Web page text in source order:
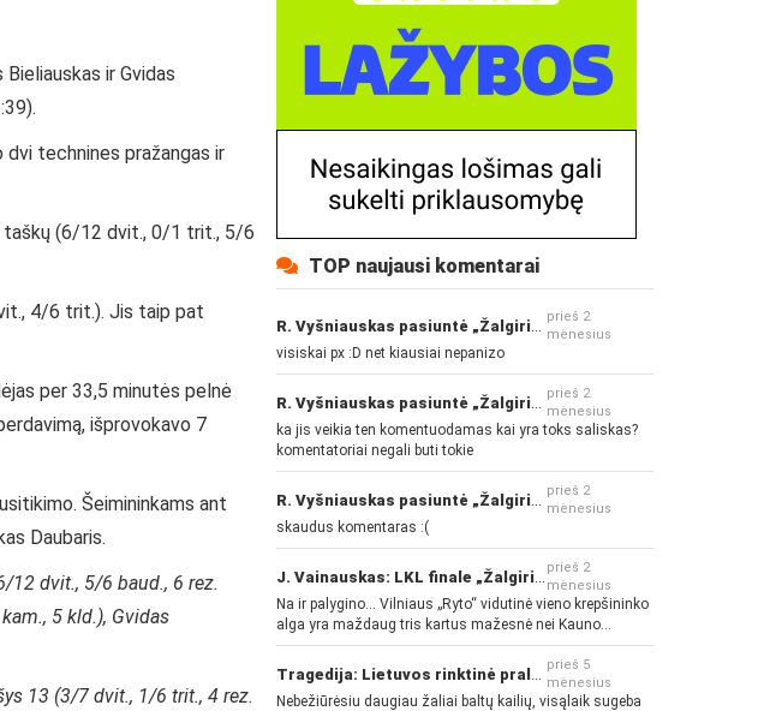
ir Gvidas
technines pražangas ir
taškų (6/12 dvit., 0/1 trit., 5/6
4/6 trit.). Jis taip pat
per 33,5 minutės pelnė
išprovokavo 7
Šeimininkams ant
Daubaris.
12 dvit., 5/6 baud., 6 rez.
5 kld.), Gvidas
13 (3/7 dvit., 1/6 trit., 4 rez.
TOP naujausi komentarai
prieš 2
mėnesius
visiskai px :D net kiausiai nepanizo
prieš 2
mėnesius
ka jis veikia ten komentuodamas kai yra toks saliskas?
komentatoriai negali buti tokie
prieš 2
mėnesius
skaudus komentaras :(
prieš 2
mėnesius
Na ir palygino... Vilniaus „Ryto“ vidutinė vieno krepšininko
alga yra maždaug tris kartus mažesnė nei Kauno
„Žalgirio“... Mokama už sugebėjimus... Nėra pinigų - nėra
gerų žaidėjų...
prieš 5
mėnesius
Nebežiūrėsiu daugiau žaliai baltų kailių, visąlaik sugeba